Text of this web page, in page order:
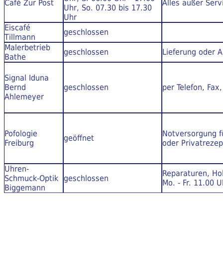
Café Zur Post
Uhr, So. 07.30 bis 17.30
Uhr
Alles außer
Eiscafé
Tillmann
geschlossen
Malerbetrieb
Bathe
geschlossen Lieferung oder
Signal Iduna
Bernd
Ahlemeyer
geschlossen per Telefon,
Pofologie
Freiburg
geöffnet
Notversorgung
oder
Uhren-
Schmuck-Optik
Biggemann
geschlossen
Reparaturen,
Mo. - Fr. 11.00